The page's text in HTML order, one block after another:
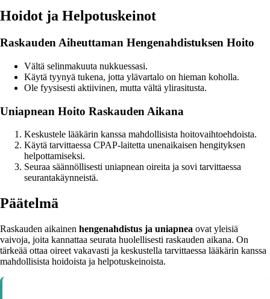
Hoidot ja Helpotuskeinot
Raskauden Aiheuttaman Hengenahdistuksen Hoito
Vältä selinmakuuta nukkuessasi.
Käytä tyynyä tukena, jotta ylävartalo on hieman koholla.
Ole fyysisesti aktiivinen, mutta vältä ylirasitusta.
Uniapnean Hoito Raskauden Aikana
Keskustele lääkärin kanssa mahdollisista hoitovaihtoehdoista.
Käytä tarvittaessa CPAP-laitetta unenaikaisen hengityksen
helpottamiseksi.
Seuraa säännöllisesti uniapnean oireita ja sovi tarvittaessa
seurantakäynneistä.
Päätelmä
Raskauden aikainen hengenahdistus ja uniapnea ovat yleisiä
vaivoja, joita kannattaa seurata huolellisesti raskauden aikana. On
tärkeää ottaa oireet vakavasti ja keskustella tarvittaessa lääkärin kanssa
mahdollisista hoidoista ja helpotuskeinoista.